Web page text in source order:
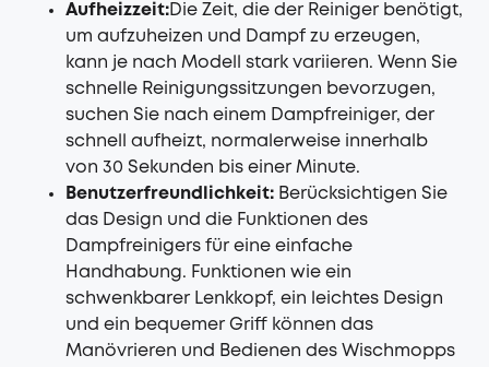
Aufheizzeit: Die Zeit, die der Reiniger benötigt,
um aufzuheizen und Dampf zu erzeugen,
kann je nach Modell stark variieren. Wenn Sie
schnelle Reinigungssitzungen bevorzugen,
suchen Sie nach einem Dampfreiniger, der
schnell aufheizt, normalerweise innerhalb
von 30 Sekunden bis einer Minute.
Benutzerfreundlichkeit: Berücksichtigen Sie
das Design und die Funktionen des
Dampfreinigers für eine einfache
Handhabung. Funktionen wie ein
schwenkbarer Lenkkopf, ein leichtes Design
und ein bequemer Griff können das
Manövrieren und Bedienen des Wischmopps